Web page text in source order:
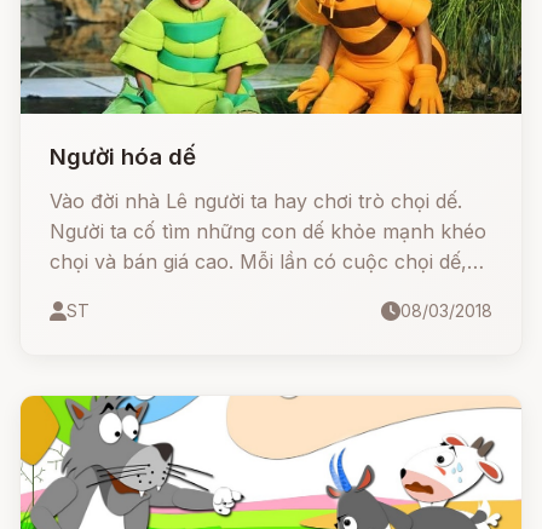
Người hóa dế
Vào đời nhà Lê người ta hay chơi trò chọi dế.
Người ta cố tìm những con dế khỏe mạnh khéo
chọi và bán giá cao. Mỗi lần có cuộc chọi dế,
chủ nhân của những con dế thắng trận vừa
ST 08/03/2018